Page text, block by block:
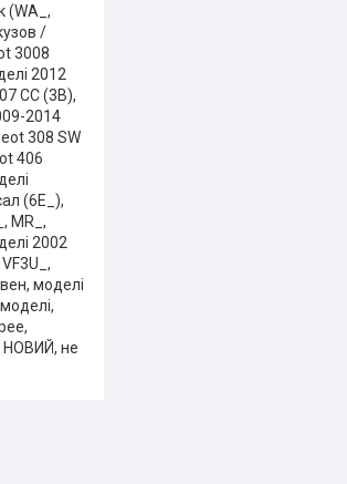
(WA_,
/
3008
2012
CC (3B),
2014
308 SW
406
(6E_),
MR_,
2002
моделі
НОВИЙ, не